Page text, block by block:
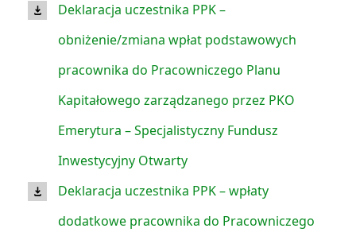
Deklaracja uczestnika PPK –
obniżenie/zmiana wpłat podstawowych
pracownika do Pracowniczego Planu
Kapitałowego zarządzanego przez PKO
Emerytura – Specjalistyczny Fundusz
Inwestycyjny Otwarty
Deklaracja uczestnika PPK – wpłaty
dodatkowe pracownika do Pracowniczego